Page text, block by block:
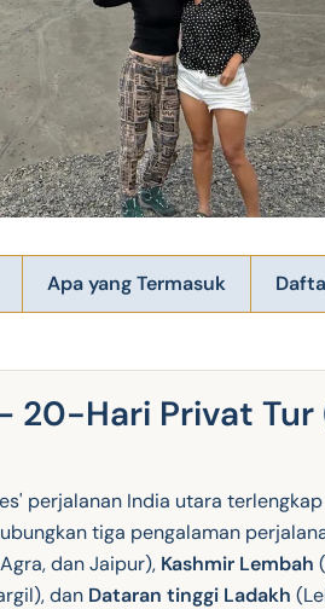
Apa yang Termasuk
Hari Privat Tur
perjalanan India utara
tiga pengalaman
dan Jaipur), Kashmir Lembah
dan Dataran tinggi Ladakh